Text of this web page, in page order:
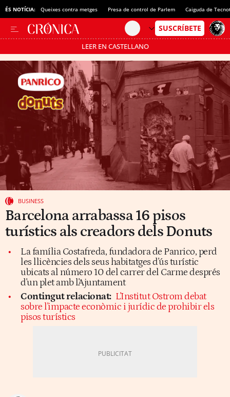
ÉS NOTÍCIA: Queixes contra metges Presa de control de Parlem Caiguda de
LEER EN CASTELLANO
Passa’t al mode estalvi
BUSINESS
Barcelona arrabassa 16 pisos
turístics als creadors dels Donuts
La família Costafreda, fundadora de Panrico, perd
les llicències dels seus habitatges d'ús turístic
ubicats al número 10 del carrer del Carme després
d'un plet amb l'Ajuntament
Contingut relacionat: L'Institut Ostrom debat
sobre l'impacte econòmic i jurídic de prohibir els
pisos turístics